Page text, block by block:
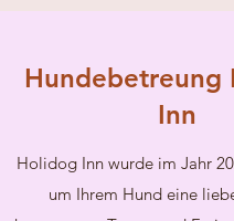
Hundebetreung
Inn
Holidog Inn wurde im Jahr
um Ihrem Hund eine